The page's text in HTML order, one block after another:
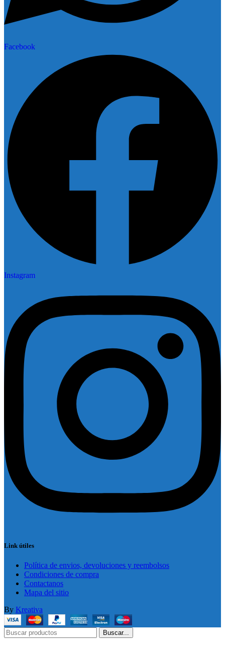
Facebook
Instagram
Link útiles
Política de envios, devoluciones y reembolsos
Condiciones de compra
Contactanos
Mapa del sitio
By Kreativa
Buscar...